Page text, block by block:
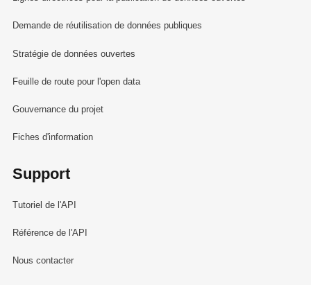
Demande de réutilisation de données publiques
Stratégie de données ouvertes
Feuille de route pour l'open data
Gouvernance du projet
Fiches d'information
Support
Tutoriel de l'API
Référence de l'API
Nous contacter